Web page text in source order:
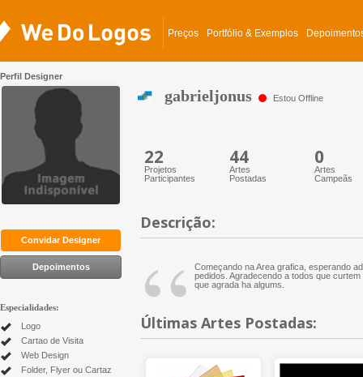
Preços Portfólio & Exemplos
Convidar Designer
Depoimentos
Especialidades:
Logo
Cartao de Visita
Web Design
Folder, Flyer ou Cartaz
gabrieljonus Estou Offline
Perfil Designer
22
Projetos
Participantes
44
Artes
Postadas
0
Artes
Campeãs
Descrição:
“ Começando na Area grafica, esperando
pedidos. Agradecendo a todos que
que agrada ha algums.
Últimas Artes Postadas: